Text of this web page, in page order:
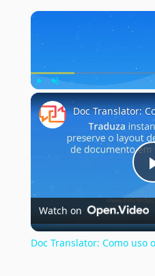
Play Unmute
Watch on
Doc Translator: Como uso